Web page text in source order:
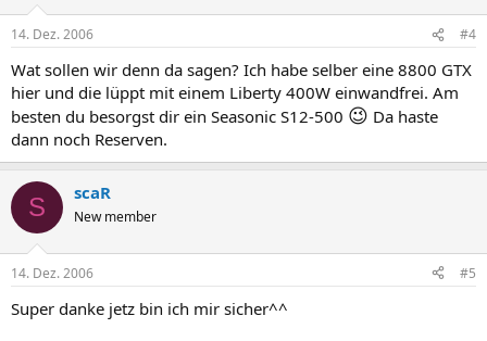
14. Dez. 2006 #4
Wat sollen wir denn da sagen? Ich habe selber eine 8800 GTX
hier und die lüppt mit einem Liberty 400W einwandfrei. Am
besten du besorgst dir ein Seasonic S12-500 😉 Da haste
dann noch Reserven.
S scaR
New member
14. Dez. 2006 #5
Super danke jetz bin ich mir sicher^^